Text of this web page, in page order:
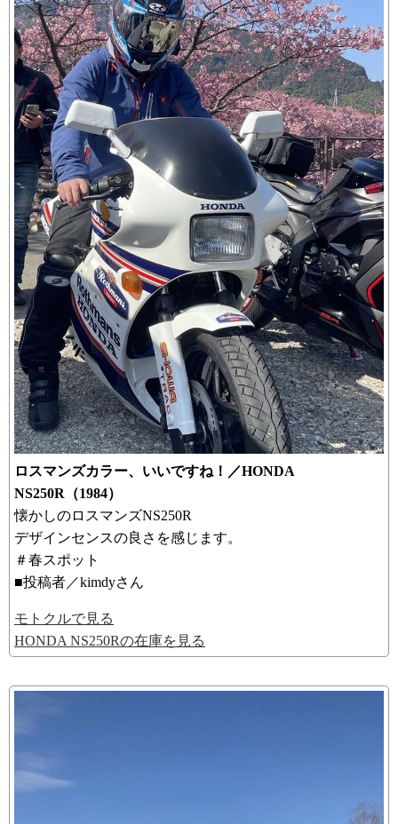
ロスマンズカラー、いいですね！／HONDA
NS250R（1984）
懐かしのロスマンズNS250R
デザインセンスの良さを感じます。
＃春スポット
■投稿者／kimdyさん
モトクルで見る
HONDA NS250Rの在庫を見る